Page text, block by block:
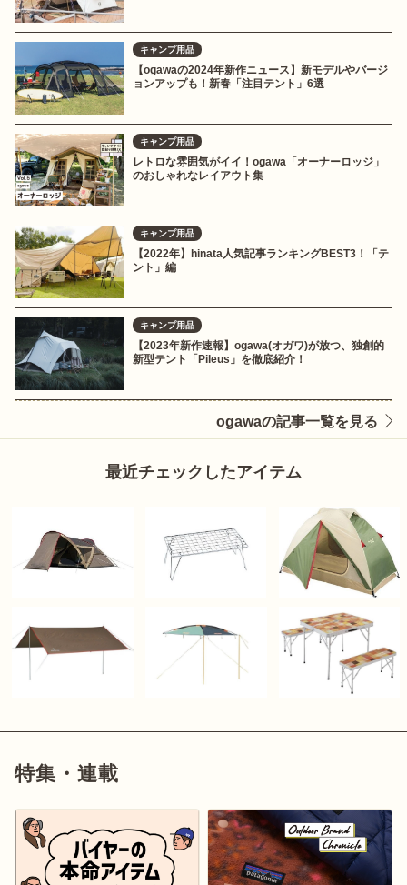
キャンプ用品
【ogawaの2024年新作ニュース】新モデルやバージ
ョンアップも！新春「注目テント」6選
キャンプ用品
レトロな雰囲気がイイ！ogawa「オーナーロッジ」
のおしゃれなレイアウト集
キャンプ用品
【2022年】hinata人気記事ランキングBEST3！「テ
ント」編
キャンプ用品
【2023年新作速報】ogawa(オガワ)が放つ、独創的
新型テント「Pileus」を徹底紹介！
ogawaの記事一覧を見る
最近チェックしたアイテム
特集・連載